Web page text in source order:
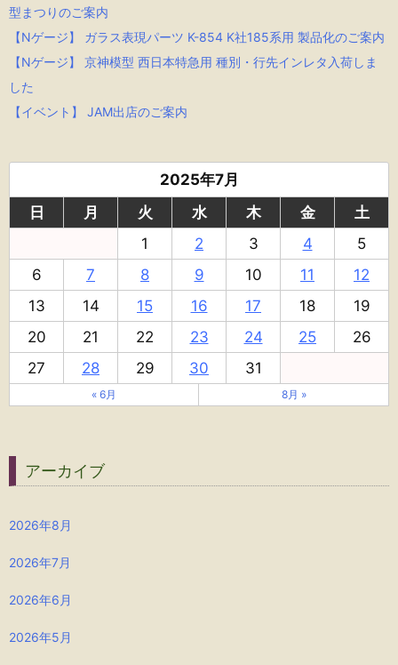
型まつりのご案内
【Nゲージ】 ガラス表現パーツ K-854 K社185系用 製品化のご案内
【Nゲージ】 京神模型 西日本特急用 種別・行先インレタ入荷しま
した
【イベント】 JAM出店のご案内
2025年7月
日
月 火 水 木 金
土
1
2 3 4
5
6
7 8 9 10 11
12
13
14 15 16 17 18
19
20
21 22 23 24 25
26
27
28 29 30 31
« 6月 8月 »
アーカイブ
2026年8月
2026年7月
2026年6月
2026年5月